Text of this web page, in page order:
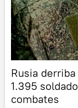
Rusia
1.395
combates